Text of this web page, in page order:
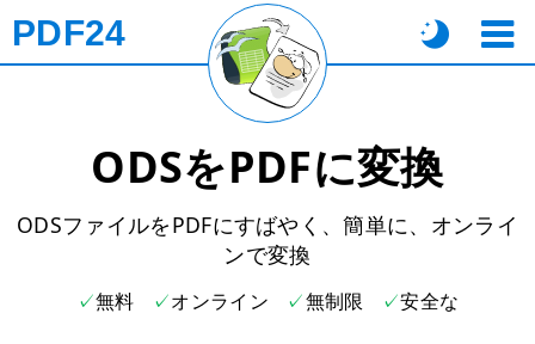
PDF24
ODSをPDFに変換
ODSファイルをPDFにすばやく、簡単に、オンライ
ンで変換
無料 オンライン 無制限 安全な